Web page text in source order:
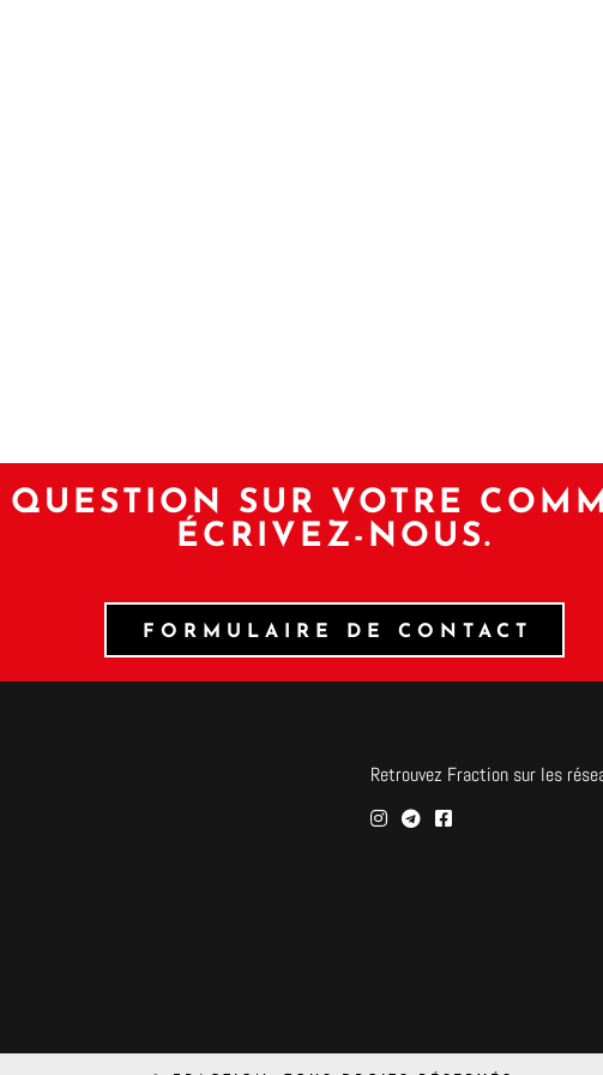
QUESTION SUR VOTRE
ÉCRIVEZ-NOUS.
FORMULAIRE DE CONTACT
Retrouvez Fraction sur les